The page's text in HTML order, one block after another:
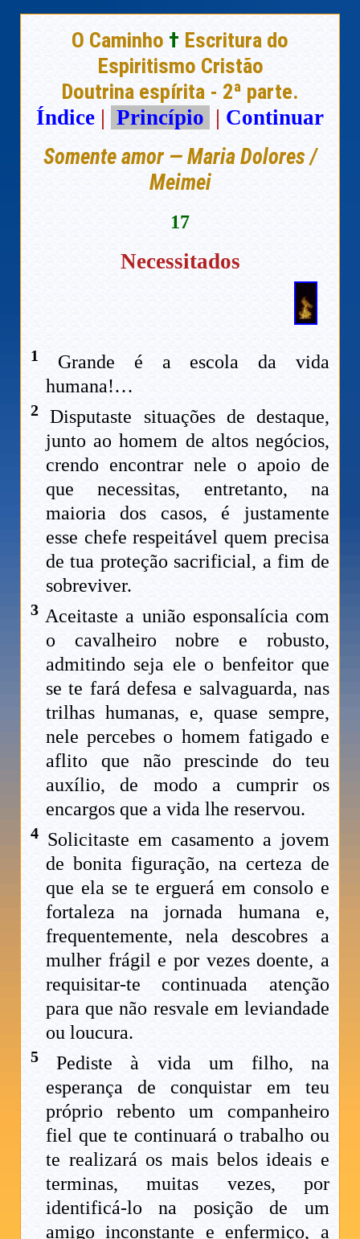
O Caminho † Escritura do
Espiritismo Cristão
Doutrina espírita - 2ª parte.
Índice | Princípio | Continuar
Somente amor — Maria Dolores /
Meimei
17
Necessitados
1
Grande é a escola da vida
humana!…
2 Disputaste situações de destaque,
junto ao homem de altos negócios,
crendo encontrar nele o apoio de
que necessitas, entretanto, na
maioria dos casos, é justamente
esse chefe respeitável quem precisa
de tua proteção sacrificial, a fim de
sobreviver.
3 Aceitaste a união esponsalícia com
o cavalheiro nobre e robusto,
admitindo seja ele o benfeitor que
se te fará defesa e salvaguarda, nas
trilhas humanas, e, quase sempre,
nele percebes o homem fatigado e
aflito que não prescinde do teu
auxílio, de modo a cumprir os
encargos que a vida lhe reservou.
4 Solicitaste em casamento a jovem
de bonita figuração, na certeza de
que ela se te erguerá em consolo e
fortaleza na jornada humana e,
frequentemente, nela descobres a
mulher frágil e por vezes doente, a
requisitar-te continuada atenção
para que não resvale em leviandade
ou loucura.
5 Pediste à vida um filho, na
esperança de conquistar em teu
próprio rebento um companheiro
fiel que te continuará o trabalho ou
te realizará os mais belos ideais e
terminas, muitas vezes, por
identificá-lo na posição de um
amigo inconstante e enfermiço, a